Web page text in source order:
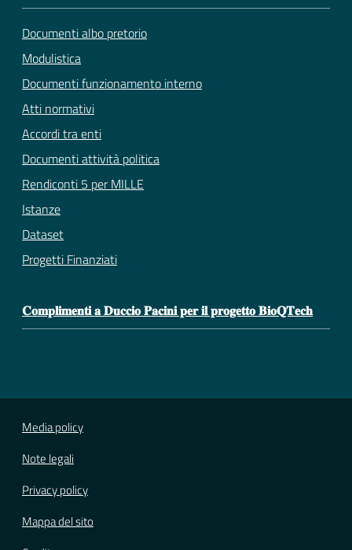
Documenti albo pretorio
Modulistica
Documenti funzionamento interno
Atti normativi
Accordi tra enti
Documenti attività politica
Rendiconti 5 per MILLE
Istanze
Dataset
Progetti Finanziati
𝐂𝐨𝐦𝐩𝐥𝐢𝐦𝐞𝐧𝐭𝐢 𝐚 𝐃𝐮𝐜𝐜𝐢𝐨 𝐏𝐚𝐜𝐢𝐧𝐢 𝐩𝐞𝐫 𝐢𝐥 𝐩𝐫𝐨𝐠𝐞𝐭𝐭𝐨 𝐁𝐢𝐨𝐐𝐓𝐞𝐜𝐡
Media policy
Note legali
Privacy policy
Mappa del sito